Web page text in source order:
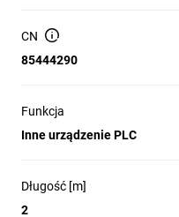
CN
85444290
Funkcja
Inne urządzenie PLC
Długość [m]
2